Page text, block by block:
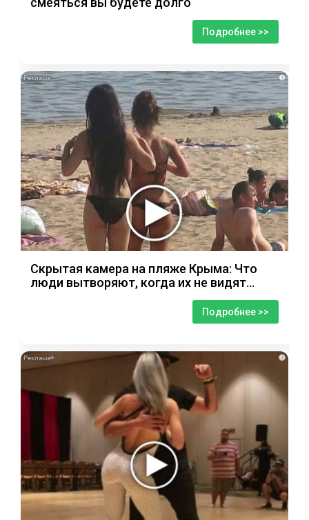
Подробнее >>
i
Скрытая камера на пляже Крыма: Что
люди вытворяют, когда их не видят...
Подробнее >>
i